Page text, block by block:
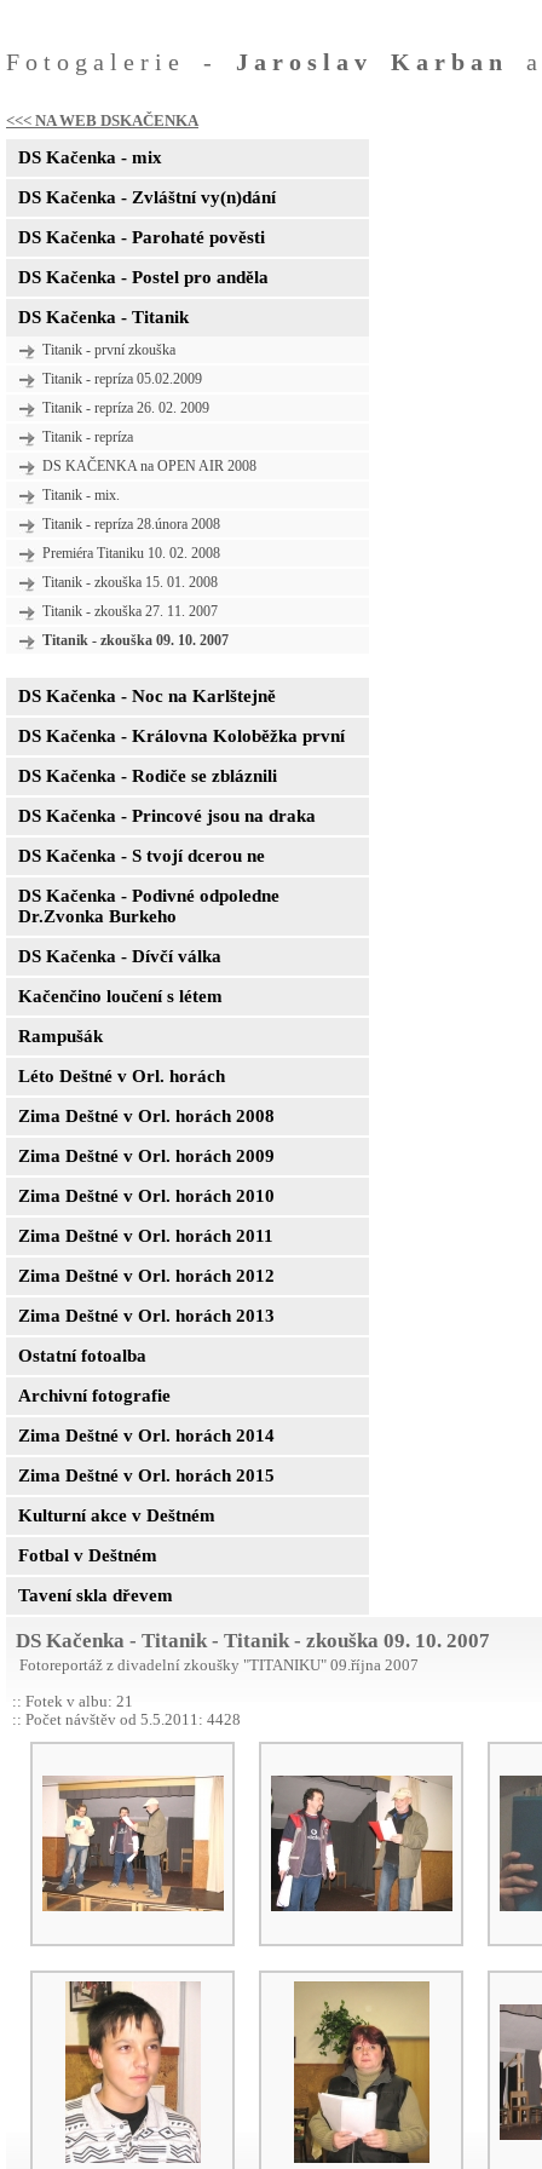
Fotogalerie - Jaroslav Karban
<<< NA WEB DSKAČENKA
DS Kačenka - mix
DS Kačenka - Zvláštní vy(n)dání
DS Kačenka - Parohaté pověsti
DS Kačenka - Postel pro anděla
DS Kačenka - Titanik
Titanik - první zkouška
Titanik - repríza 05.02.2009
Titanik - repríza 26. 02. 2009
Titanik - repríza
DS KAČENKA na OPEN AIR 2008
Titanik - mix.
Titanik - repríza 28.února 2008
Premiéra Titaniku 10. 02. 2008
Titanik - zkouška 15. 01. 2008
Titanik - zkouška 27. 11. 2007
Titanik - zkouška 09. 10. 2007
DS Kačenka - Noc na Karlštejně
DS Kačenka - Královna Koloběžka první
DS Kačenka - Rodiče se zbláznili
DS Kačenka - Princové jsou na draka
DS Kačenka - S tvojí dcerou ne
DS Kačenka - Podivné odpoledne
Dr.Zvonka Burkeho
DS Kačenka - Dívčí válka
Kačenčino loučení s létem
Rampušák
Léto Deštné v Orl. horách
Zima Deštné v Orl. horách 2008
Zima Deštné v Orl. horách 2009
Zima Deštné v Orl. horách 2010
Zima Deštné v Orl. horách 2011
Zima Deštné v Orl. horách 2012
Zima Deštné v Orl. horách 2013
Ostatní fotoalba
Archivní fotografie
Zima Deštné v Orl. horách 2014
Zima Deštné v Orl. horách 2015
Kulturní akce v Deštném
Fotbal v Deštném
Tavení skla dřevem
DS Kačenka - Titanik - Titanik - zkouška 09. 10. 2007
Fotoreportáž z divadelní zkoušky "TITANIKU" 09.října 2007
:: Fotek v albu: 21
:: Počet návštěv od 5.5.2011: 4428